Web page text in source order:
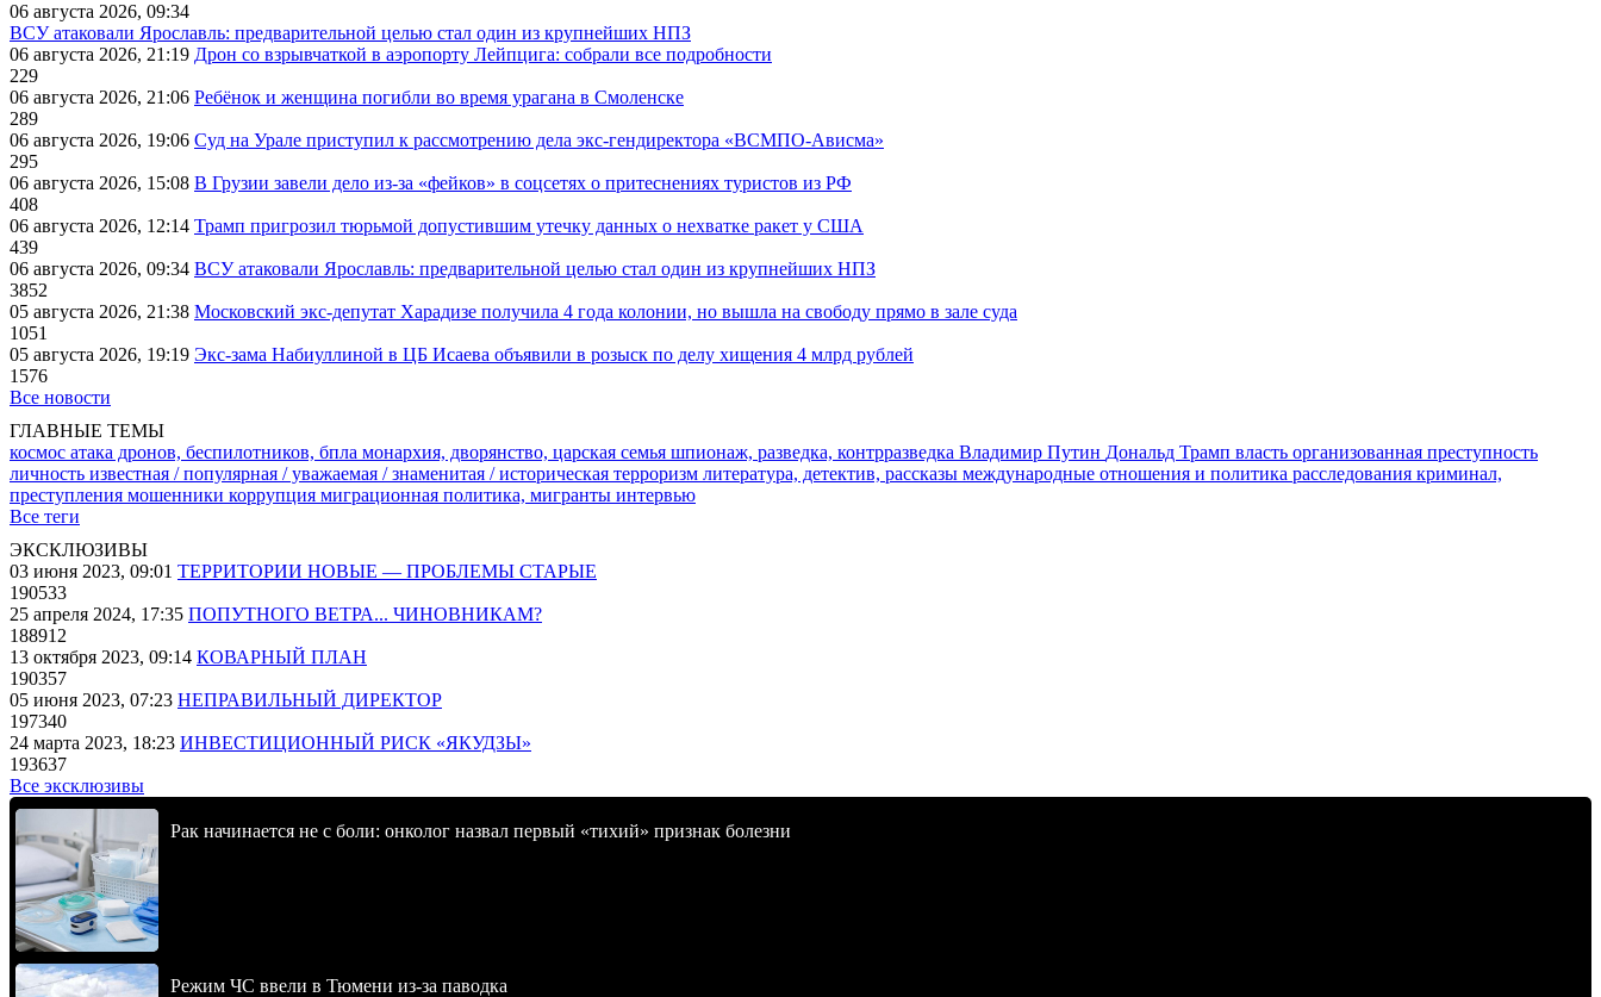
06 августа 2026, 09:34
ВСУ атаковали Ярославль: предварительной целью стал один из крупнейших НПЗ
06 августа 2026, 21:19 Дрон со взрывчаткой в аэропорту Лейпцига: собрали все подробности
229
06 августа 2026, 21:06 Ребёнок и женщина погибли во время урагана в Смоленске
289
06 августа 2026, 19:06 Суд на Урале приступил к рассмотрению дела экс-гендиректора «ВСМПО-Ависма»
295
06 августа 2026, 15:08 В Грузии завели дело из-за «фейков» в соцсетях о притеснениях туристов из РФ
408
06 августа 2026, 12:14 Трамп пригрозил тюрьмой допустившим утечку данных о нехватке ракет у США
439
06 августа 2026, 09:34 ВСУ атаковали Ярославль: предварительной целью стал один из крупнейших НПЗ
3852
05 августа 2026, 21:38 Московский экс-депутат Харадизе получила 4 года колонии, но вышла на свободу прямо в зале суда
1051
05 августа 2026, 19:19 Экс-зама Набиуллиной в ЦБ Исаева объявили в розыск по делу хищения 4 млрд рублей
1576
Все новости
ГЛАВНЫЕ ТЕМЫ
космос атака дронов, беспилотников, бпла монархия, дворянство, царская семья шпионаж, разведка, контрразведка Владимир Путин Дональд Трамп власть организованная преступность
личность известная / популярная / уважаемая / знаменитая / историческая терроризм литература, детектив, рассказы международные отношения и политика расследования криминал,
преступления мошенники коррупция миграционная политика, мигранты интервью
Все теги
ЭКСКЛЮЗИВЫ
03 июня 2023, 09:01 ТЕРРИТОРИИ НОВЫЕ — ПРОБЛЕМЫ СТАРЫЕ
190533
25 апреля 2024, 17:35 ПОПУТНОГО ВЕТРА... ЧИНОВНИКАМ?
188912
13 октября 2023, 09:14 КОВАРНЫЙ ПЛАН
190357
05 июня 2023, 07:23 НЕПРАВИЛЬНЫЙ ДИРЕКТОР
197340
24 марта 2023, 18:23 ИНВЕСТИЦИОННЫЙ РИСК «ЯКУДЗЫ»
193637
Все эксклюзивы
Рак начинается не с боли: онколог назвал первый «тихий» признак болезни
Режим ЧС ввели в Тюмени из-за паводка